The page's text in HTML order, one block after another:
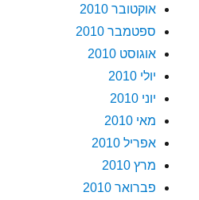
אוקטובר 2010
ספטמבר 2010
אוגוסט 2010
יולי 2010
יוני 2010
מאי 2010
אפריל 2010
מרץ 2010
פברואר 2010